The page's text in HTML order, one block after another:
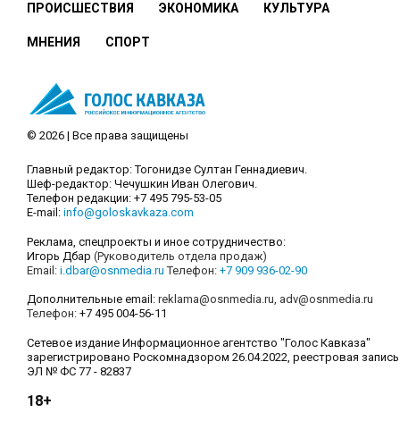
ПРОИСШЕСТВИЯ ЭКОНОМИКА КУЛЬТУРА
МНЕНИЯ СПОРТ
© 2026 | Все права защищены
Главный редактор: Тогонидзе Султан Геннадиевич.
Шеф-редактор: Чечушкин Иван Олегович.
Телефон редакции: +7 495 795-53-05
E-mail: info@goloskavkaza.com
Реклама, спецпроекты и иное сотрудничество:
Игорь Дбар (Руководитель отдела продаж)
Email: i.dbar@osnmedia.ru Телефон: +7 909 936-02-90
Дополнительные email: reklama@osnmedia.ru, adv@osnmedia.ru
Телефон: +7 495 004-56-11
Сетевое издание Информационное агентство "Голос Кавказа"
зарегистрировано Роскомнадзором 26.04.2022, реестровая запись
ЭЛ № ФС 77 - 82837
18+